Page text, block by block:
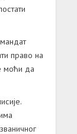
право на
моћи да